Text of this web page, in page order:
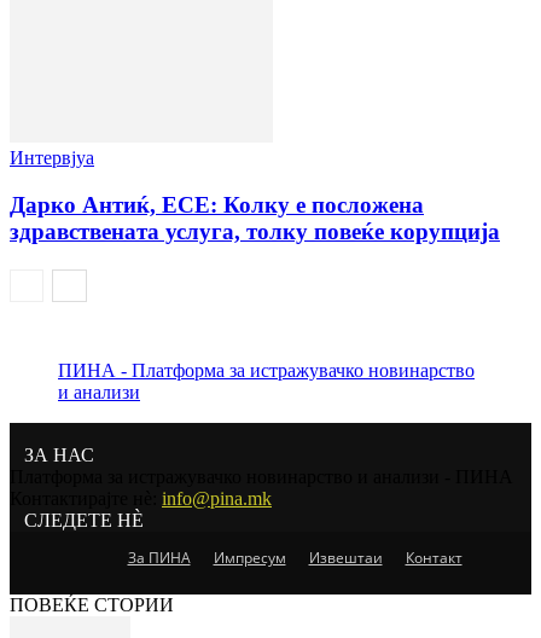
Интервјуа
Дарко Антиќ, ЕСЕ: Колку е посложена
здравствената услуга, толку повеќе корупција
ПИНА - Платформа за истражувачко новинарство
и анализи
ЗА НАС
info@pina.mk
СЛЕДЕТЕ НЀ
За ПИНА
Импресум Извештаи Контакт
ПОВЕЌЕ СТОРИИ